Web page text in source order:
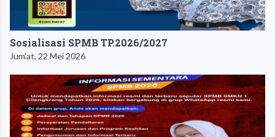
Sosialisasi SPMB TP.2026/2027
Jum'at, 22 Mei 2026